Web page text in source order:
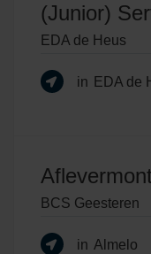
(Junior)
EDA de Heus
in EDA de
BCS Geesteren
in Almelo